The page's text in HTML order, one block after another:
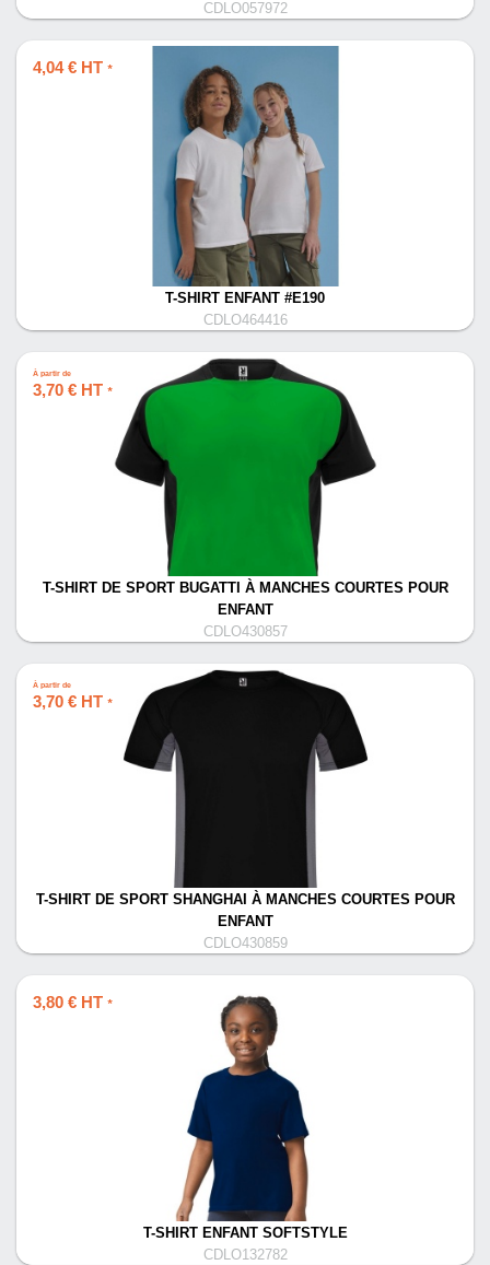
CDLO057972
4,04 € HT *
T-SHIRT ENFANT #E190
CDLO464416
À partir de
3,70 € HT *
T-SHIRT DE SPORT BUGATTI À MANCHES COURTES POUR
ENFANT
CDLO430857
À partir de
3,70 € HT *
T-SHIRT DE SPORT SHANGHAI À MANCHES COURTES POUR
ENFANT
CDLO430859
3,80 € HT *
T-SHIRT ENFANT SOFTSTYLE
CDLO132782